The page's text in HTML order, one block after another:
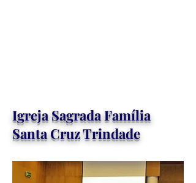
Igreja Sagrada Família
Santa Cruz Trindade